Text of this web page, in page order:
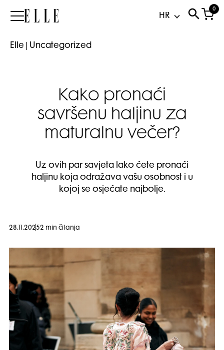
Elle
0
Elle Uncategorized
Kako pronaći
savršenu haljinu za
maturalnu večer?
Uz ovih par savjeta lako ćete pronaći
haljinu koja odražava vašu osobnost i u
kojoj se osjećate najbolje.
28.11.20252 min čitanja